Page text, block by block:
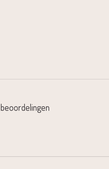
beoordelingen